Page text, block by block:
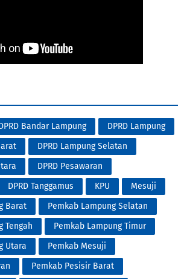
Bandar Lampung
DPRD Lampung
DPRD Lampung Selatan
DPRD Pesawaran
DPRD Tanggamus KPU
Mesuji
Barat
Pemkab Lampung Selatan
Tengah
Pemkab Lampung Timur
Utara
Pemkab Mesuji
Pemkab Pesisir Barat